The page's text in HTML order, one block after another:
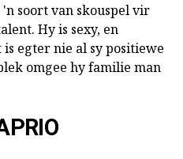
soort van skouspel vir
Hy is sexy, en
egter nie al sy positiewe
omgee hy familie man